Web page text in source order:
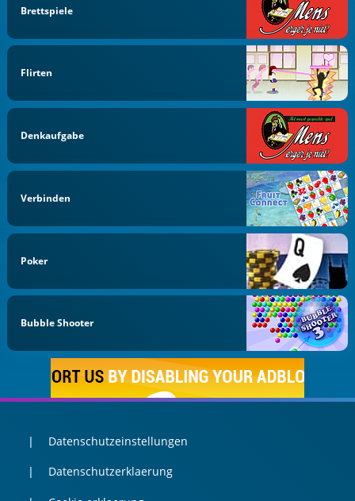
Brettspiele
Flirten
Denkaufgabe
Verbinden
Poker
Bubble Shooter
Datenschutzeinstellungen
Datenschutzerklaerung